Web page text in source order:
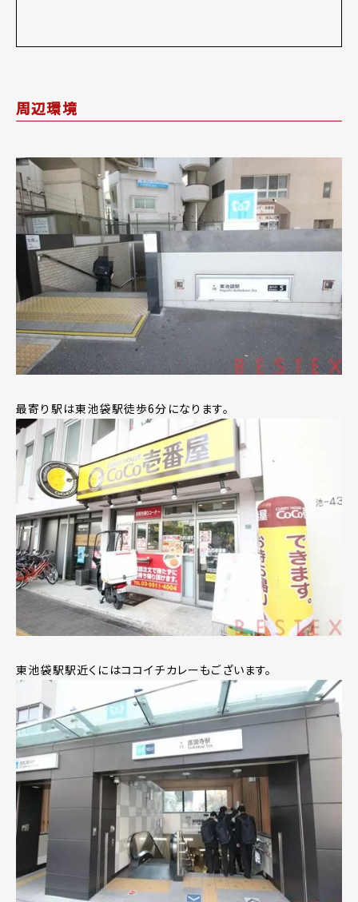
周辺環境
最寄り駅は東池袋駅徒歩6分になります。
東池袋駅駅近くにはココイチカレーもございます。